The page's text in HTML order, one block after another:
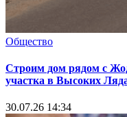
Общество
Строим дом рядом с
участка в Высоких
30.07.26 14:34